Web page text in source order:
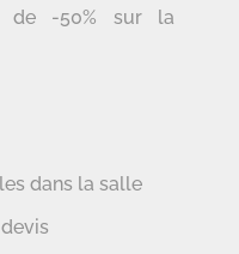
de -50% sur la
dans la salle